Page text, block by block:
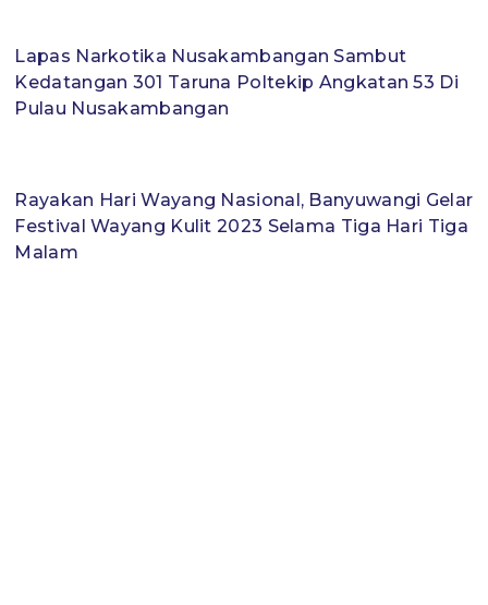
Lapas Narkotika Nusakambangan Sambut
Kedatangan 301 Taruna Poltekip Angkatan 53 Di
Pulau Nusakambangan
Rayakan Hari Wayang Nasional, Banyuwangi Gelar
Festival Wayang Kulit 2023 Selama Tiga Hari Tiga
Malam